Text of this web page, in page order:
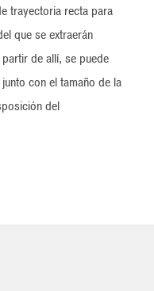
trayectoria recta para
que se extraerán
de allí, se puede
con el tamaño de la
del